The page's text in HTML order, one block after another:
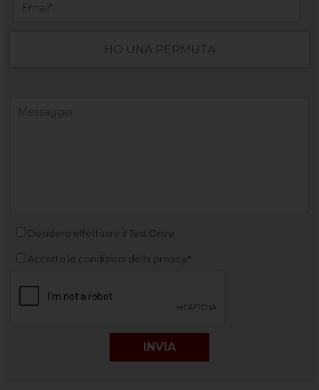
HO UNA PERMUTA
Desidero effettuare il Test Drive
Accetto le condizioni della privacy*